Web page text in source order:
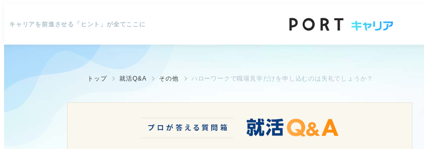
キャリアを前進させる「ヒント」が全てここに
トップ 就活Q&A その他 ハローワークで職場見学だけを申し込むのは失礼でしょうか？